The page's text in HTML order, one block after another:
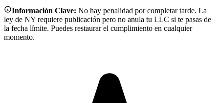
Información Clave: No hay penalidad por completar tarde. La
ley de NY requiere publicación pero no anula tu LLC si te pasas de
la fecha límite. Puedes restaurar el cumplimiento en cualquier
momento.